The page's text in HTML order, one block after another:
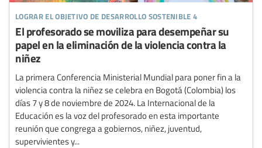
lograr el objetivo de desarrollo sostenible 4
El profesorado se moviliza para desempeñar su
papel en la eliminación de la violencia contra la
niñez
La primera Conferencia Ministerial Mundial para poner fin a la
violencia contra la niñez se celebra en Bogotá (Colombia) los
días 7 y 8 de noviembre de 2024. La Internacional de la
Educación es la voz del profesorado en esta importante
reunión que congrega a gobiernos, niñez, juventud,
supervivientes y...